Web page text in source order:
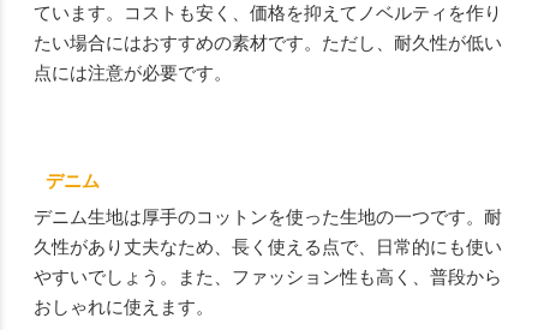
ています。コストも安く、価格を抑えてノベルティを作り
たい場合にはおすすめの素材です。ただし、耐久性が低い
点には注意が必要です。
デニム
デニム生地は厚手のコットンを使った生地の一つです。耐
久性があり丈夫なため、長く使える点で、日常的にも使い
やすいでしょう。また、ファッション性も高く、普段から
おしゃれに使えます。